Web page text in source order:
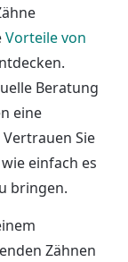
Vorteile von
Beratung
eine
Sie
einfach es
bringen.
Zähnen